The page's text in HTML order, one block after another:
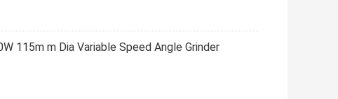
115m m Dia Variable Speed Angle Grinder